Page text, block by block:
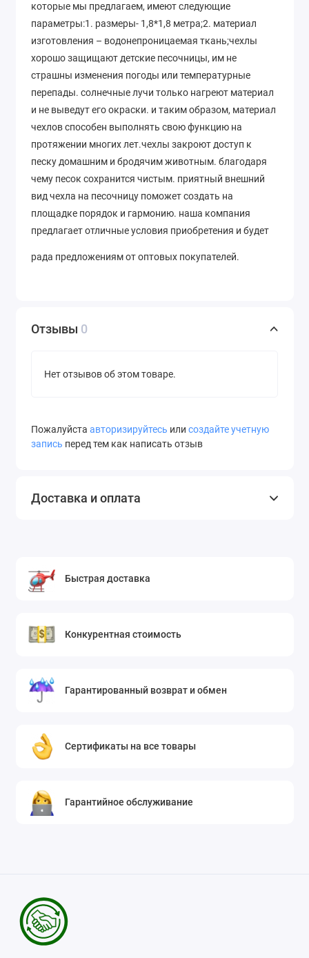
которые мы предлагаем, имеют следующие
параметры:1. размеры- 1,8*1,8 метра;2. материал
изготовления – водонепроницаемая ткань;чехлы
хорошо защищают детские песочницы, им не
страшны изменения погоды или температурные
перепады. солнечные лучи только нагреют материал
и не выведут его окраски. и таким образом, материал
чехлов способен выполнять свою функцию на
протяжении многих лет.чехлы закроют доступ к
песку домашним и бродячим животным. благодаря
чему песок сохранится чистым. приятный внешний
вид чехла на песочницу поможет создать на
площадке порядок и гармонию. наша компания
предлагает отличные условия приобретения и будет
рада предложениям от оптовых покупателей.
Отзывы 0
Нет отзывов об этом товаре.
Пожалуйста авторизируйтесь или создайте учетную
запись перед тем как написать отзыв
Доставка и оплата
Быстрая доставка
Конкурентная стоимость
Гарантированный возврат и обмен
Сертификаты на все товары
Гарантийное обслуживание